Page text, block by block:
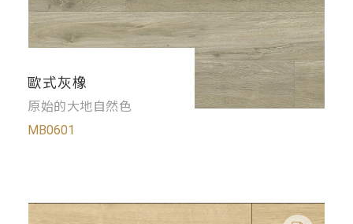
歐式灰橡
原始的大地自然色
MB0601